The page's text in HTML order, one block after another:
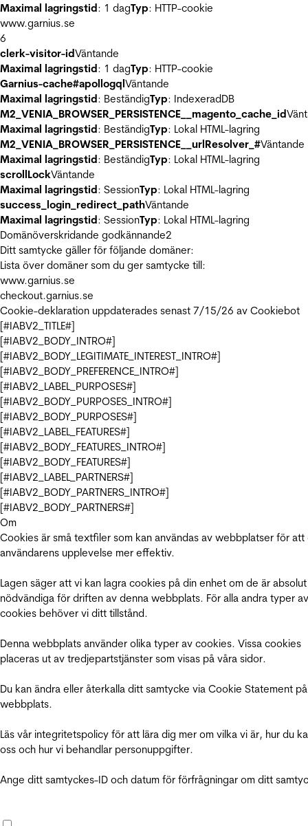
Maximal lagringstid: 1 dagTyp: HTTP-cookie
www.garnius.se
6
clerk-visitor-idVäntande
Maximal lagringstid: 1 dagTyp: HTTP-cookie
Garnius-cache#apollogqlVäntande
Maximal lagringstid: BeständigTyp: IndexeradDB
M2_VENIA_BROWSER_PERSISTENCE__magento_cache_id
Maximal lagringstid: BeständigTyp: Lokal HTML-lagring
M2_VENIA_BROWSER_PERSISTENCE__urlResolver_#Väntande
Maximal lagringstid: BeständigTyp: Lokal HTML-lagring
scrollLockVäntande
Maximal lagringstid: SessionTyp: Lokal HTML-lagring
success_login_redirect_pathVäntande
Maximal lagringstid: SessionTyp: Lokal HTML-lagring
Domänöverskridande godkännande2
Ditt samtycke gäller för följande domäner:
Lista över domäner som du ger samtycke till:
www.garnius.se
checkout.garnius.se
Cookie-deklaration uppdaterades senast 7/15/26 av Cookiebot
[#IABV2_TITLE#]
[#IABV2_BODY_INTRO#]
[#IABV2_BODY_LEGITIMATE_INTEREST_INTRO#]
[#IABV2_BODY_PREFERENCE_INTRO#]
[#IABV2_LABEL_PURPOSES#]
[#IABV2_BODY_PURPOSES_INTRO#]
[#IABV2_BODY_PURPOSES#]
[#IABV2_LABEL_FEATURES#]
[#IABV2_BODY_FEATURES_INTRO#]
[#IABV2_BODY_FEATURES#]
[#IABV2_LABEL_PARTNERS#]
[#IABV2_BODY_PARTNERS_INTRO#]
[#IABV2_BODY_PARTNERS#]
Om
Cookies är små textfiler som kan användas av webbplatser för att
användarens upplevelse mer effektiv.
Lagen säger att vi kan lagra cookies på din enhet om de är absolut
nödvändiga för driften av denna webbplats. För alla andra typer av
cookies behöver vi ditt tillstånd.
Denna webbplats använder olika typer av cookies. Vissa cookies
placeras ut av tredjepartstjänster som visas på våra sidor.
Du kan ändra eller återkalla ditt samtycke via Cookie Statement
webbplats.
Läs vår integritetspolicy för att lära dig mer om vilka vi är, hur du
oss och hur vi behandlar personuppgifter.
Ange ditt samtyckes-ID och datum för förfrågningar om ditt